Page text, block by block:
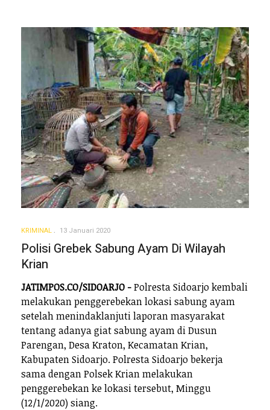
KRIMINAL 13 Januari 2020
Polisi Grebek Sabung Ayam Di Wilayah
Krian
JATIMPOS.CO/SIDOARJO -Polresta Sidoarjo kembali
melakukan penggerebekan lokasi sabung ayam
setelah menindaklanjuti laporan masyarakat
tentang adanya giat sabung ayam di Dusun
Parengan, Desa Kraton, Kecamatan Krian,
Kabupaten Sidoarjo. Polresta Sidoarjo bekerja
sama dengan Polsek Krian melakukan
penggerebekan ke lokasi tersebut, Minggu
(12/1/2020) siang.